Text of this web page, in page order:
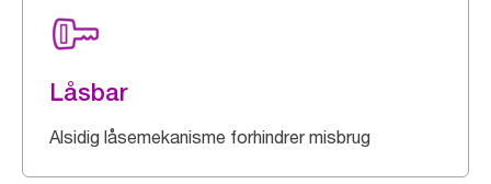
Låsbar
Alsidig låsemekanisme forhindrer misbrug